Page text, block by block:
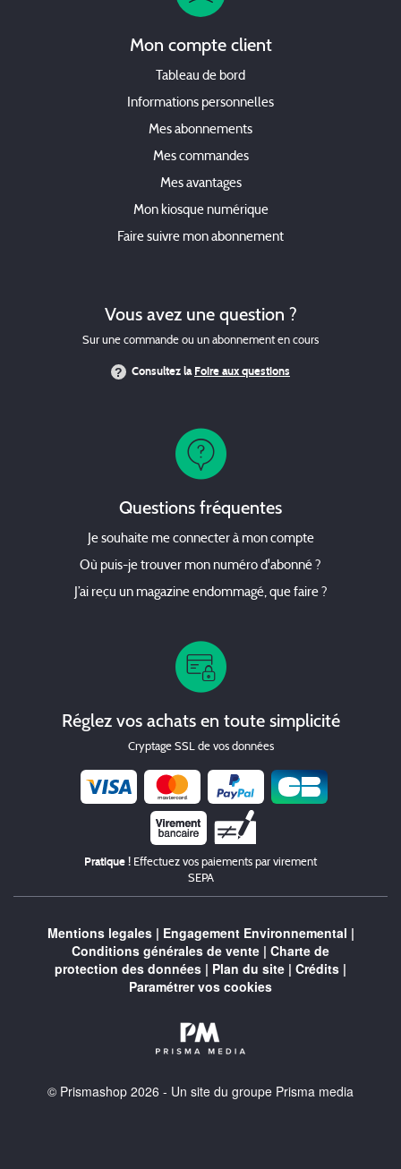
Mon compte client
Tableau de bord
Informations personnelles
Mes abonnements
Mes commandes
Mes avantages
Mon kiosque numérique
Faire suivre mon abonnement
Vous avez une question ?
Sur une commande ou un abonnement en cours
Consultez laFoire aux questions
Questions fréquentes
Je souhaite me connecter à mon compte
Où puis-je trouver mon numéro d'abonné ?
J’ai reçu un magazine endommagé, que faire ?
Réglez vos achats en toute simplicité
Cryptage SSL de vos données
Chèque
Pratique ! Effectuez vos paiements par virement
SEPA
Mentions legales| Engagement Environnemental |
Conditions générales de vente | Charte de
protection des données | Plan du site | Crédits |
Paramétrer vos cookies
© Prismashop 2026 - Un site du groupe Prisma media